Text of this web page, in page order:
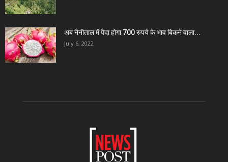
अब नैनीताल में पैदा होगा 700 रुपये के भाव बिकने वाला...
July 6, 2022